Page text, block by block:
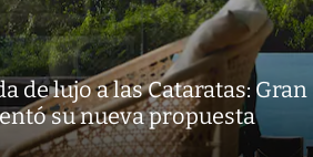
de lujo a las Cataratas: Gran
su nueva propuesta